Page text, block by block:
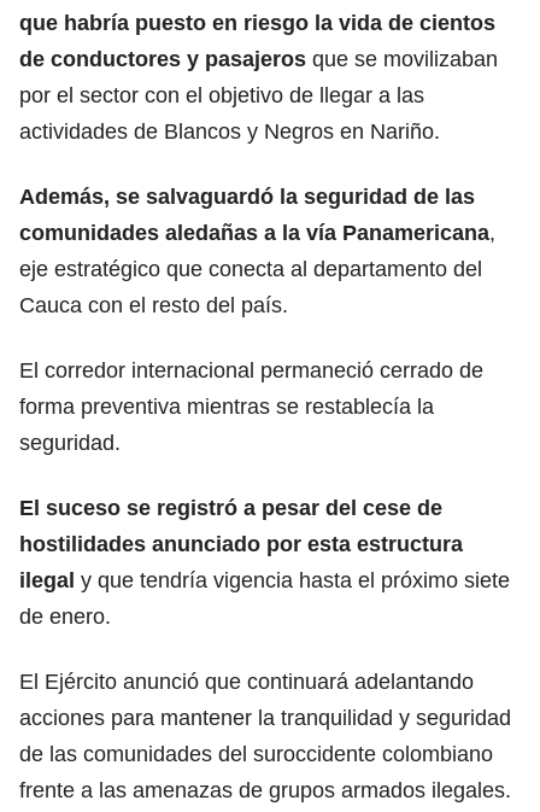
que habría puesto en riesgo la vida de cientos
de conductores y pasajeros que se movilizaban
por el sector con el objetivo de llegar a las
actividades de Blancos y Negros en Nariño.
Además, se salvaguardó la seguridad de las
comunidades aledañas a la vía Panamericana,
eje estratégico que conecta al departamento del
Cauca con el resto del país.
El corredor internacional permaneció cerrado de
forma preventiva mientras se restablecía la
seguridad.
El suceso se registró a pesar del cese de
hostilidades anunciado por esta estructura
ilegal y que tendría vigencia hasta el próximo siete
de enero.
El Ejército anunció que continuará adelantando
acciones para mantener la tranquilidad y seguridad
de las comunidades del suroccidente colombiano
frente a las amenazas de grupos armados ilegales.